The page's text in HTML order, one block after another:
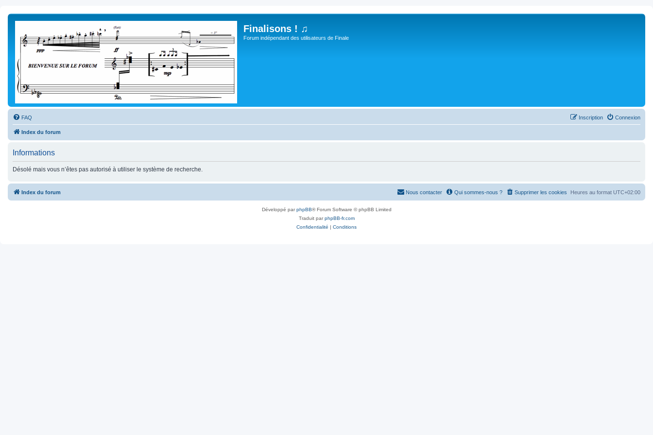
Finalisons ! ♫
Forum indépendant des utilisateurs de Finale
FAQ Connexion
Inscription
Index du forum
Informations
Désolé mais vous n’êtes pas autorisé à utiliser le système de recherche.
Index du forum Heures au format UTC+02:00
Supprimer les cookies
Qui sommes-nous ?
Nous contacter
Développé parphpBB® Forum Software © phpBB Limited
Traduit parphpBB-fr.com
Confidentialité | Conditions